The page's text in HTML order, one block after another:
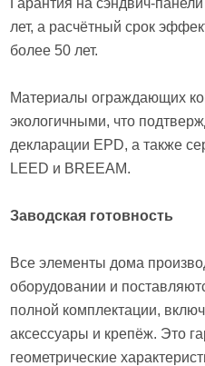
лет, а расчётный срок
более 50 лет.
Материалы ограждающих
экологичными, что
декларации EPD, а также
LEED и BREEAM.
Заводская готовность
Все элементы дома
оборудовании и
полной комплектации,
аксессуары и крепёж. Это
геометрические